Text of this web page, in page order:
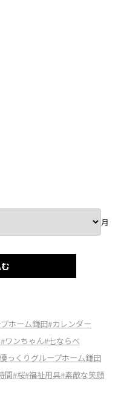
月
ホーム鎌田#カレンダー
#ワンちゃん#七ならべ
っくりグループホーム鎌田
間#桜#福祉用具#素敵な笑顔